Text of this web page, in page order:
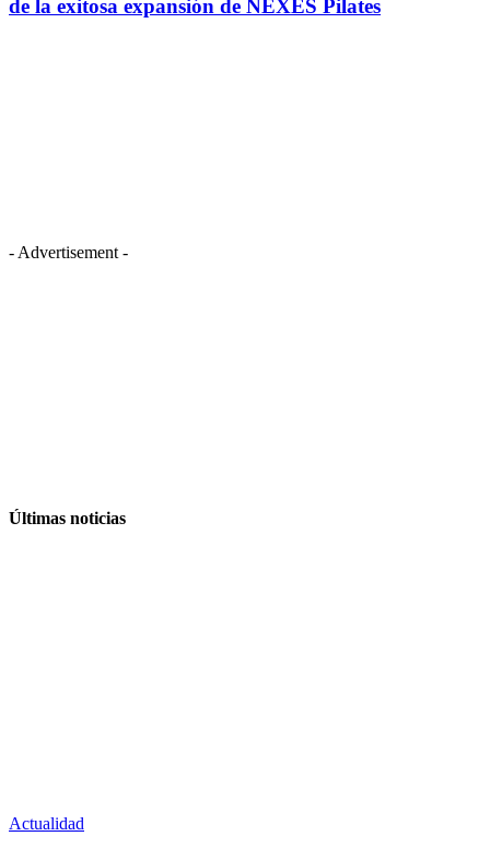
de la exitosa expansión de NEXES Pilates
- Advertisement -
Últimas noticias
Actualidad